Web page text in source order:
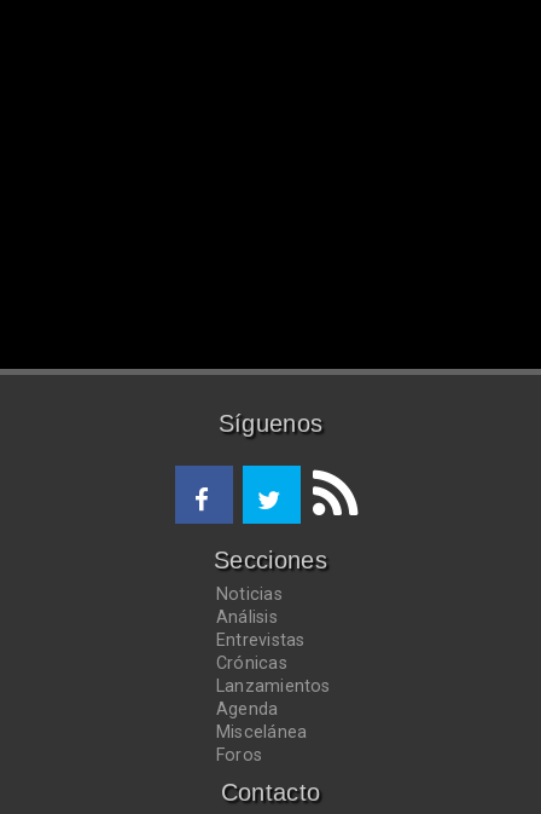
Síguenos
Secciones
Noticias
Análisis
Entrevistas
Crónicas
Lanzamientos
Agenda
Miscelánea
Foros
Contacto